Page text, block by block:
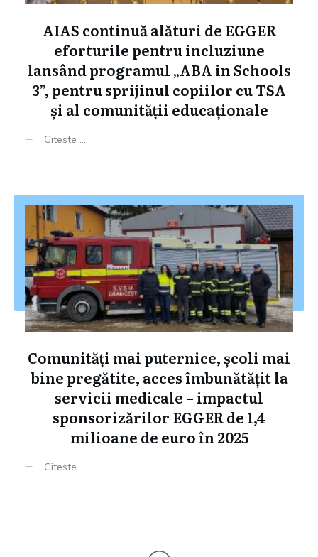
AIAS continuă alături de EGGER
eforturile pentru incluziune
lansând programul „ABA in Schools
3”, pentru sprijinul copiilor cu TSA
și al comunității educaționale
Citeste ...
Comunități mai puternice, școli mai
bine pregătite, acces îmbunătățit la
servicii medicale – impactul
sponsorizărilor EGGER de 1,4
milioane de euro în 2025
Citeste ...